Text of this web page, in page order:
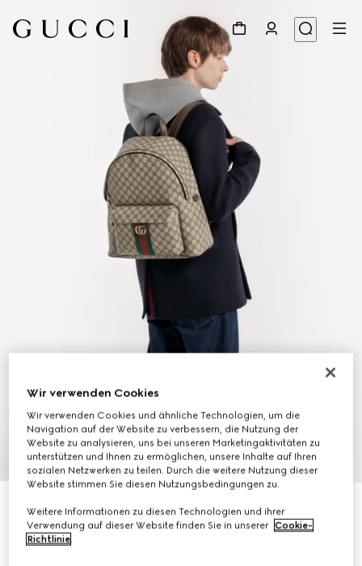
10
Mittelgroßer Ophidia Rucksack
€ 1.950
Wir verwenden Cookies
Wir verwenden Cookies und ähnliche Technologien, um die
Navigation auf der Website zu verbessern, die Nutzung der
Website zu analysieren, uns bei unseren Marketingaktivitäten zu
unterstützen und Ihnen zu ermöglichen, unsere Inhalte auf Ihren
sozialen Netzwerken zu teilen. Durch die weitere Nutzung dieser
Website stimmen Sie diesen Nutzungsbedingungen zu.
Weitere Informationen zu diesen Technologien und ihrer
Verwendung auf dieser Website finden Sie in unserer Cookie-
Richtlinie.